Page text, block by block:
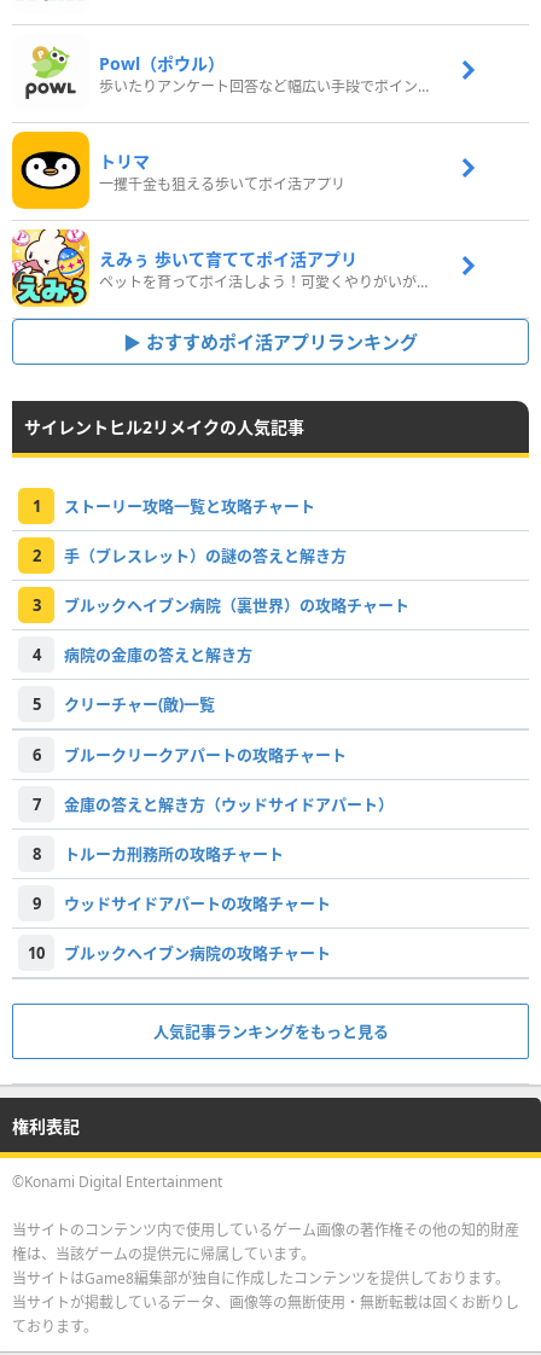
Powl（ポウル）
歩いたりアンケート回答など幅広い手段でポイントをゲット
トリマ
一攫千金も狙える歩いてポイ活アプリ
えみぅ 歩いて育ててポイ活アプリ
ペットを育ってポイ活しよう！可愛くやりがいがある新感覚アプリ
おすすめポイ活アプリランキング
サイレントヒル2リメイクの人気記事
1 ストーリー攻略一覧と攻略チャート
2 手（ブレスレット）の謎の答えと解き方
3 ブルックヘイブン病院（裏世界）の攻略チャート
4 病院の金庫の答えと解き方
5 クリーチャー(敵)一覧
6 ブルークリークアパートの攻略チャート
7 金庫の答えと解き方（ウッドサイドアパート）
8 トルーカ刑務所の攻略チャート
9 ウッドサイドアパートの攻略チャート
10 ブルックヘイブン病院の攻略チャート
人気記事ランキングをもっと見る
権利表記
©Konami Digital Entertainment
当サイトのコンテンツ内で使用しているゲーム画像の著作権その他の知的財産
権は、当該ゲームの提供元に帰属しています。
当サイトはGame8編集部が独自に作成したコンテンツを提供しております。
当サイトが掲載しているデータ、画像等の無断使用・無断転載は固くお断りし
ております。